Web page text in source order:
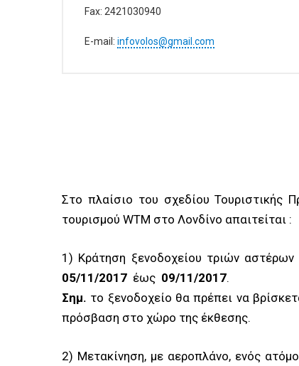
Fax: 2421030940
E-mail: infovolos@gmail.com
Στο πλαίσιο του σχεδίου Τουριστικής
τουρισμού WTM στο Λονδίνο απαιτείται :
1) Κράτηση ξενοδοχείου τριών
05/11/2017 έως 09/11/2017.
Σημ. το ξενοδοχείο θα πρέπει να
πρόσβαση στο χώρο της έκθεσης.
2) Μετακίνηση, με αεροπλάνο, ενός